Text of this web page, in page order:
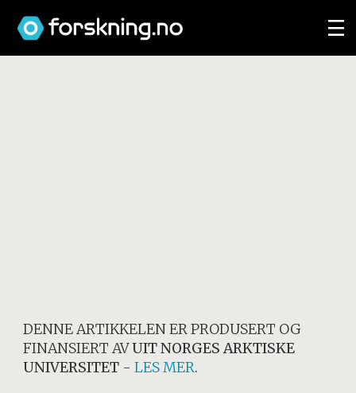
DENNE ARTIKKELEN ER PRODUSERT OG
FINANSIERT AVUIT NORGES ARKTISKE
UNIVERSITET -LES MER.